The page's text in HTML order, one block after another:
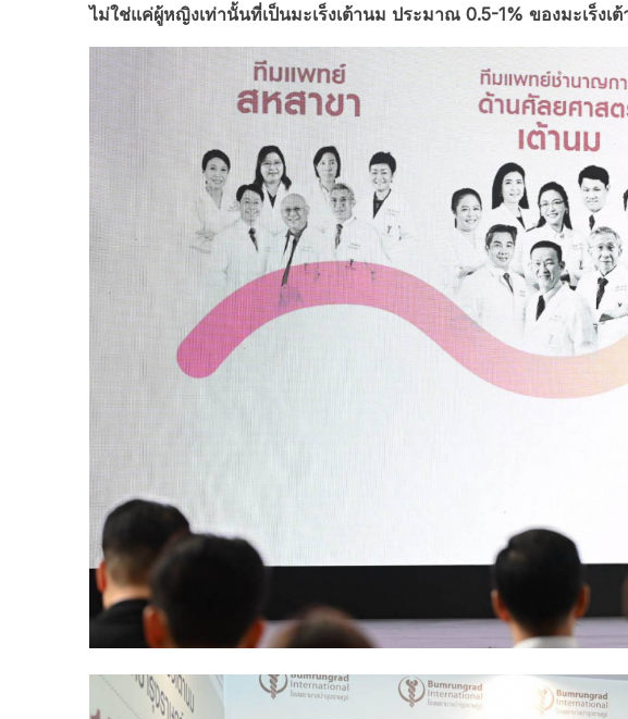
ไม่ใช่แค่ผู้หญิงเท่านั้นที่เป็นมะเร็งเต้านม ประมาณ 0.5-1% ของมะเร็งเ